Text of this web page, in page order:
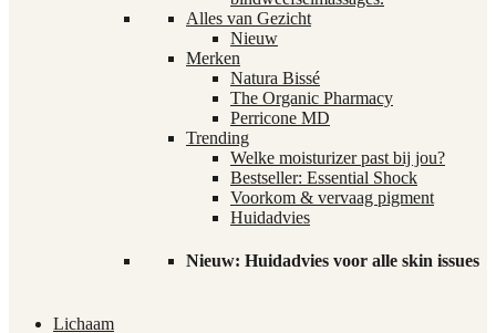
Alles van Gezicht
Nieuw
Merken
Natura Bissé
The Organic Pharmacy
Perricone MD
Trending
Welke moisturizer past bij jou?
Bestseller: Essential Shock
Voorkom & vervaag pigment
Huidadvies
Nieuw: Huidadvies voor alle skin issues
Lichaam